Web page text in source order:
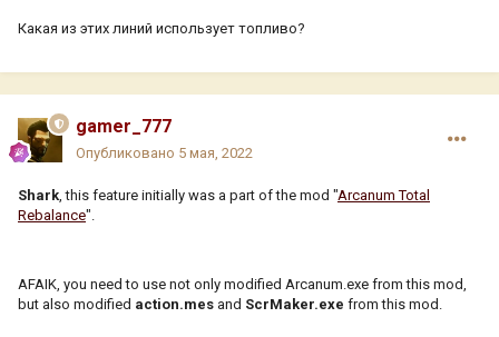
Какая из этих линий использует топливо?
gamer_777
Опубликовано 5 мая, 2022
Shark, this feature initially was a part of the mod "Arcanum Total
Rebalance".
AFAIK, you need to use not only modified Arcanum.exe from this mod,
but also modified action.mes and ScrMaker.exe from this mod.